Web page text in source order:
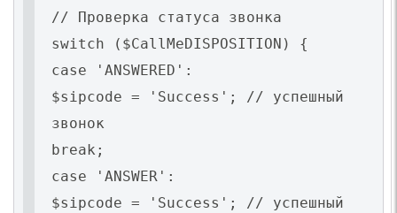
// Проверка статуса звонка
switch ($CallMeDISPOSITION) {
case 'ANSWERED':
$sipcode = 'Success'; // успешный
звонок
break;
case 'ANSWER':
$sipcode = 'Success'; // успешный